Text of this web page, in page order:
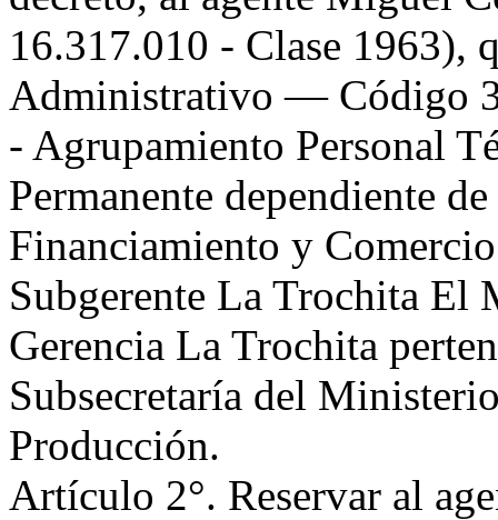
16.317.010 - Clase 1963),
Administrativo — Código
- Agrupamiento Personal
Permanente dependiente
Financiamiento y
Subgerente La Trochita El
Gerencia La Trochita
Subsecretaría del
Producción.
Artículo 2°. Reservar al